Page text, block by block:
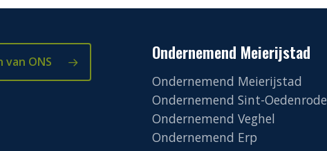
van ONS Ondernemend Meierijstad
Ondernemend Meierijstad
Ondernemend Sint-Oedenrode
Ondernemend Veghel
Ondernemend Erp